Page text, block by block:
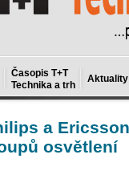
Časopis T+T
Technika a trh
Aktuality
a
osvětlení